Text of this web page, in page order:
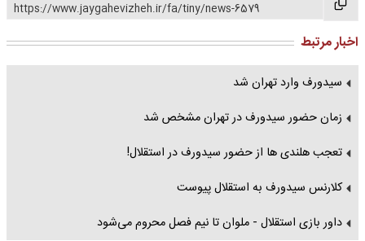
https://www.jaygahevizheh.ir/fa/tiny/news-6579
اخبار مرتبط
سیدورف وارد تهران شد
زمان حضور سیدورف در تهران مشخص شد
تعجب هلندی ها از حضور سیدورف در استقلال!
کلارنس سیدورف به استقلال پیوست
داور بازی استقلال - ملوان تا نیم فصل محروم می‌شود